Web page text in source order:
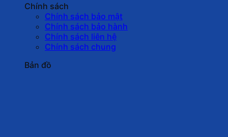
Chính sách
Chính sách bảo mật
Chính sách bảo hành
Chính sách liên hệ
Chính sách chung
Bản đồ